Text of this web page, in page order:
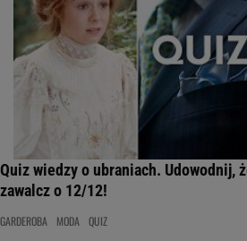
Quiz wiedzy o ubraniach. Udowodnij,
zawalcz o 12/12!
GARDEROBA MODA QUIZ